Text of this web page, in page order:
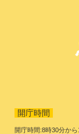
開庁時間
開庁時間:8時30分か